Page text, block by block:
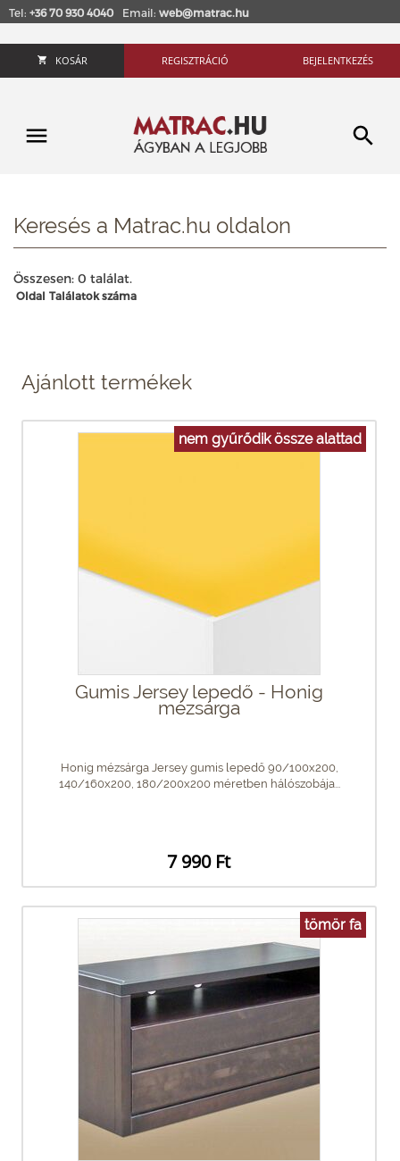
Tel: +36 70 930 4040 Email: web@matrac.hu
KOSÁR REGISZTRÁCIÓ BEJELENTKEZÉS
Keresés a Matrac.hu oldalon
Összesen: 0 találat.
Oldal Találatok száma
Ajánlott termékek
nem gyűrődik össze alattad
Gumis Jersey lepedő - Honig
mézsárga
Honig mézsárga Jersey gumis lepedő 90/100x200,
140/160x200, 180/200x200 méretben hálószobája...
7 990 Ft
tömör fa